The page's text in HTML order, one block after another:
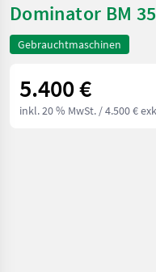
Dominator BM
Gebrauchtmaschinen
5.400 €
inkl. 20 % MwSt. / 4.500 €